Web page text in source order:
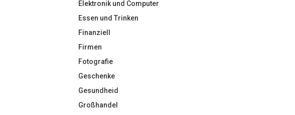
Elektronik und Computer
Essen und Trinken
Finanziell
Firmen
Fotografie
Geschenke
Gesundheid
Großhandel